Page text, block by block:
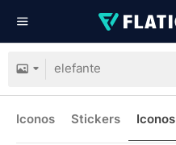
Iconos Stickers